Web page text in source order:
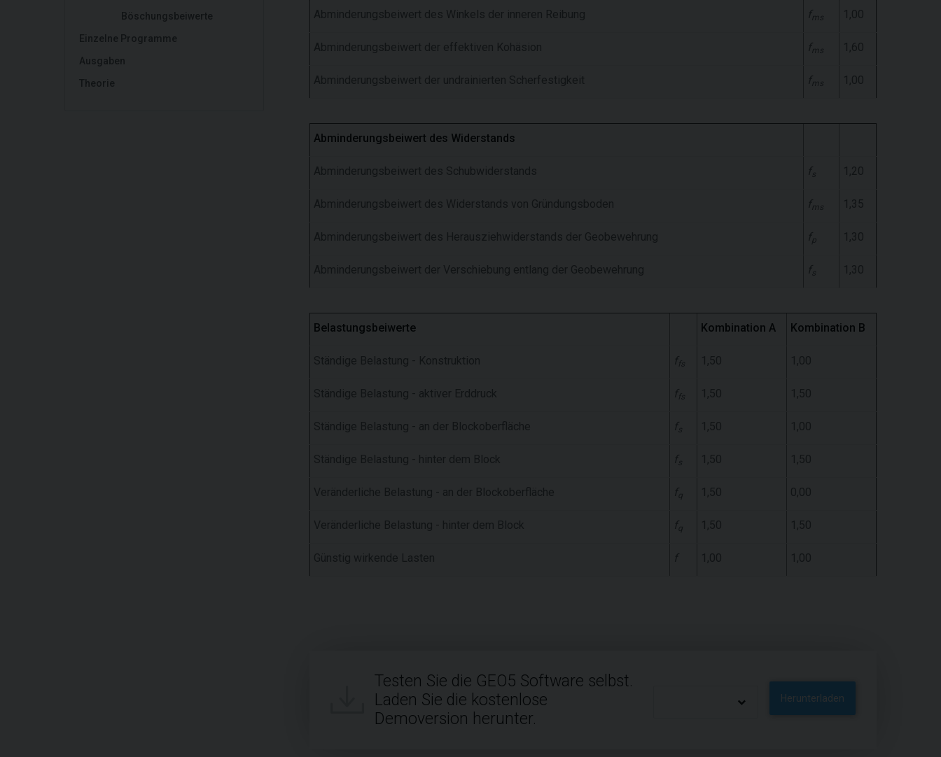
Böschungsbeiwerte
Einzelne Programme
Ausgaben
Theorie
Abminderungsbeiwert des Winkels der inneren Reibung fms 1,00
Abminderungsbeiwert der effektiven Kohäsion fms 1,60
Abminderungsbeiwert der undrainierten Scherfestigkeit fms 1,00
Abminderungsbeiwert des Widerstands
Abminderungsbeiwert des Schubwiderstands fs 1,20
Abminderungsbeiwert des Widerstands von Gründungsboden fms 1,35
Abminderungsbeiwert des Herausziehwiderstands der Geobewehrung fp 1,30
Abminderungsbeiwert der Verschiebung entlang der Geobewehrung fs 1,30
Belastungsbeiwerte Kombination A Kombination B
Ständige Belastung - Konstruktion f fs 1,50 1,00
Ständige Belastung - aktiver Erddruck f fs 1,50 1,50
Ständige Belastung - an der Blockoberfläche fs 1,50 1,00
Ständige Belastung - hinter dem Block fs 1,50 1,50
Veränderliche Belastung - an der Blockoberfläche f q 1,50 0,00
Veränderliche Belastung - hinter dem Block f q 1,50 1,50
Günstig wirkende Lasten f 1,00 1,00
Testen Sie die GEO5 Software selbst.
Laden Sie die kostenlose
Demoversion herunter.
Herunterladen